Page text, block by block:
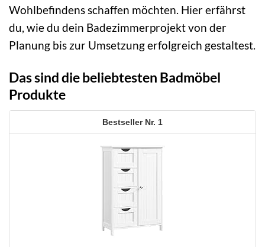
Wohlbefindens schaffen möchten. Hier erfährst
du, wie du dein Badezimmerprojekt von der
Planung bis zur Umsetzung erfolgreich gestaltest.
Das sind die beliebtesten Badmöbel
Produkte
1